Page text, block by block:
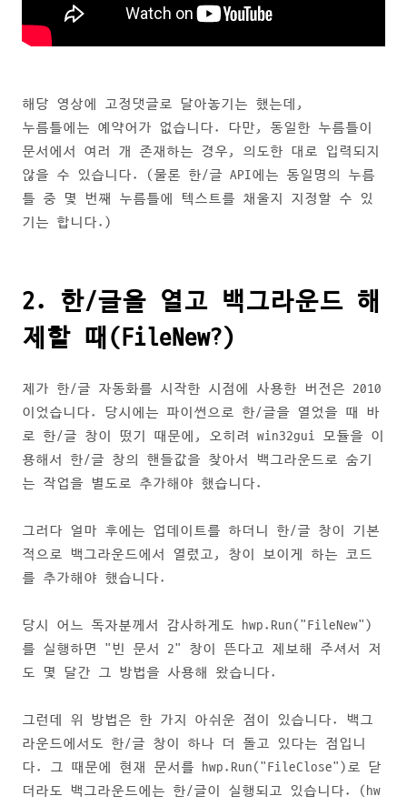
해당 영상에 고정댓글로 달아놓기는 했는데,
누름틀에는 예약어가 없습니다. 다만, 동일한 누름틀이
문서에서 여러 개 존재하는 경우, 의도한 대로 입력되지
않을 수 있습니다. (물론 한/글 API에는 동일명의 누름
틀 중 몇 번째 누름틀에 텍스트를 채울지 지정할 수 있
기는 합니다.)
2. 한/글을 열고 백그라운드 해
제할 때(FileNew?)
제가 한/글 자동화를 시작한 시점에 사용한 버전은 2010
이었습니다. 당시에는 파이썬으로 한/글을 열었을 때 바
로 한/글 창이 떴기 때문에, 오히려 win32gui 모듈을 이
용해서 한/글 창의 핸들값을 찾아서 백그라운드로 숨기
는 작업을 별도로 추가해야 했습니다.
그러다 얼마 후에는 업데이트를 하더니 한/글 창이 기본
적으로 백그라운드에서 열렸고, 창이 보이게 하는 코드
를 추가해야 했습니다.
당시 어느 독자분께서 감사하게도 hwp.Run("FileNew")
를 실행하면 "빈 문서 2" 창이 뜬다고 제보해 주셔서 저
도 몇 달간 그 방법을 사용해 왔습니다.
그런데 위 방법은 한 가지 아쉬운 점이 있습니다. 백그
라운드에서도 한/글 창이 하나 더 돌고 있다는 점입니
다. 그 때문에 현재 문서를 hwp.Run("FileClose")로 닫
더라도 백그라운드에는 한/글이 실행되고 있습니다. (hw